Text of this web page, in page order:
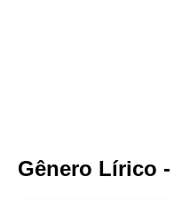
Gênero Lírico